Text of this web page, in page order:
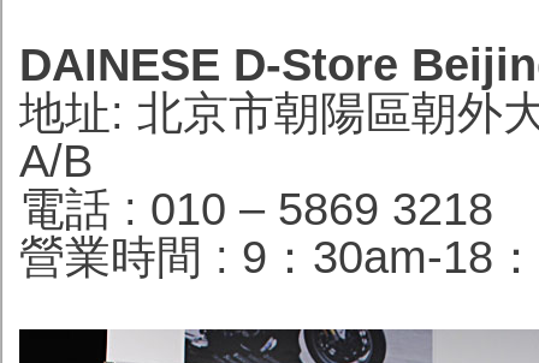
DAINESE D-Store
地址: 北京市朝陽區朝外
A/B
電話 : 010 – 5869 3218
營業時間 : 9：30am-18